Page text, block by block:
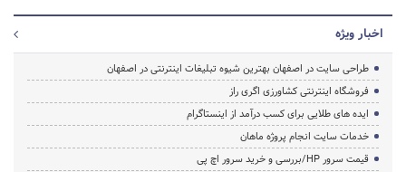
اخبار ویژه
طراحی سایت در اصفهان بهترین شیوه تبلیغات اینترنتی در اصفهان
فروشگاه اینترنتی کشاورزی اگری راز
ایده های طلایی برای کسب درآمد از اینستاگرام
خدمات سایت انجام پروژه ماهان
قیمت سرور HP/بررسی و خرید سرور اچ پی